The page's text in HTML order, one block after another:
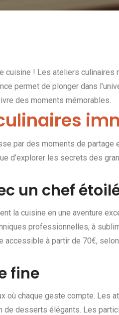
cuisine ! Les ateliers culinaires
permet de plonger dans
des moments mémorables.
par des moments de partage
d’explorer les secrets des
un chef
la cuisine en une aventure
professionnelles, à
accessible à partir de 70€,
fine
où chaque geste compte. Les
de desserts élégants. Les